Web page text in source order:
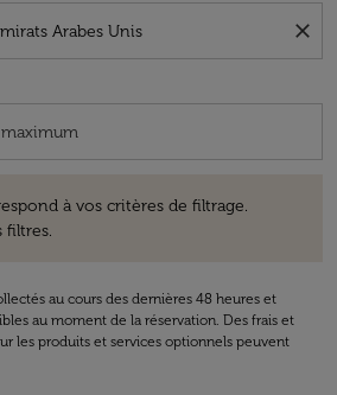
close
à vos critères de filtrage.
filtres.
au cours des dernières 48 heures et
au moment de la réservation. Des frais et
les produits et services optionnels peuvent